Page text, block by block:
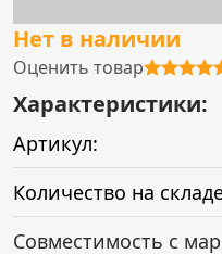
Нет в наличии
Оценить товар
Характеристики:
Артикул:
Количество на
Совместимость с